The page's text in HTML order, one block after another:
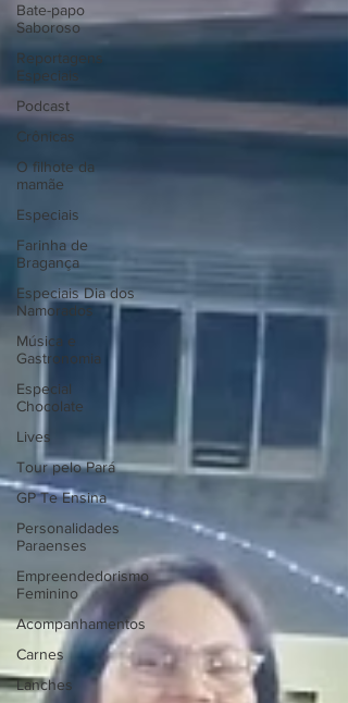
Bate-papo
Saboroso
Reportagens
Especiais
Podcast
Crônicas
O filhote da
mamãe
Especiais
Farinha de
Bragança
Especiais Dia dos
Namorados
Música e
Gastronomia
Especial
Chocolate
Lives
Tour pelo Pará
GP Te Ensina
Personalidades
Paraenses
Empreendedorismo
Feminino
Acompanhamentos
Carnes
Lanches